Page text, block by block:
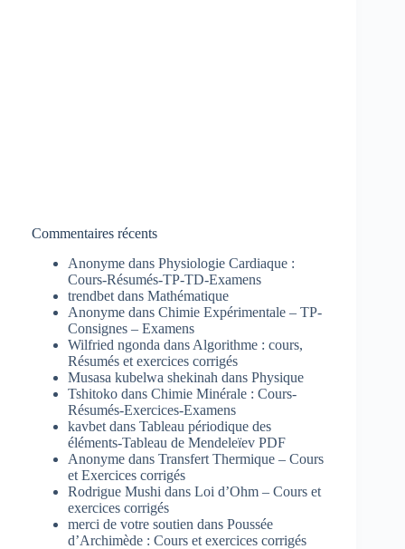
Commentaires récents
Anonyme dans Physiologie Cardiaque :
Cours-Résumés-TP-TD-Examens
trendbet dans Mathématique
Anonyme dans Chimie Expérimentale – TP-
Consignes – Examens
Wilfried ngonda dans Algorithme : cours,
Résumés et exercices corrigés
Musasa kubelwa shekinah dans Physique
Tshitoko dans Chimie Minérale : Cours-
Résumés-Exercices-Examens
kavbet dans Tableau périodique des
éléments-Tableau de Mendeleïev PDF
Anonyme dans Transfert Thermique – Cours
et Exercices corrigés
Rodrigue Mushi dans Loi d’Ohm – Cours et
exercices corrigés
merci de votre soutien dans Poussée
d’Archimède : Cours et exercices corrigés